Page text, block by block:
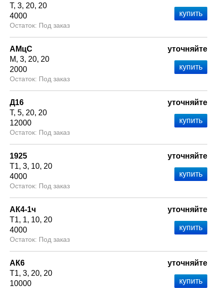
Т 3 20 20
4000
Под заказ
АМцС
М 3 20 20
2000
Под заказ
уточняйте
Д16
Т 5 20 20
12000
Под заказ
уточняйте
1925
Т1 3 10 20
4000
Под заказ
уточняйте
АК4-1ч
Т1 1 10 20
4000
Под заказ
уточняйте
АК6
Т1 3 20 20
10000
уточняйте